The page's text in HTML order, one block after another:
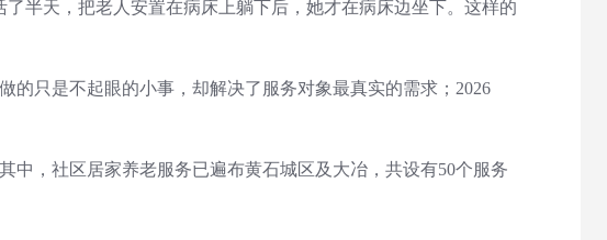
半天，把老人安置在病床上躺下后，她才在病床边坐下。这样的
只是不起眼的小事，却解决了服务对象最真实的需求；2026
，社区居家养老服务已遍布黄石城区及大冶，共设有50个服务